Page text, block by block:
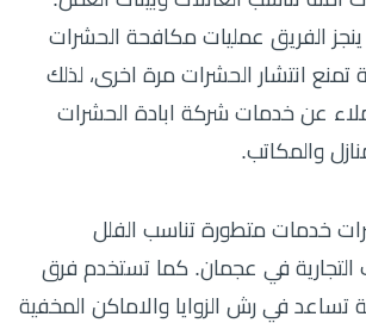
ينجز الفريق عمليات مكافحة الحشرات
تمنع انتشار الحشرات مرة اخرى، لذلك
عن خدمات شركة ابادة الحشرات
والمكاتب.
خدمات متطورة تناسب الفلل
التجارية في عجمان. كما تستخدم فرق
تساعد في رش الزوايا والاماكن المخفية